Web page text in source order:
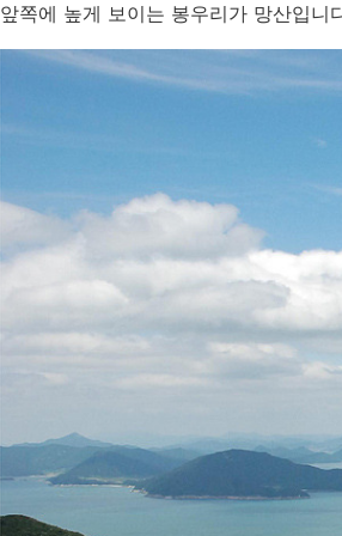
앞쪽에 높게 보이는 봉우리가 망산입니